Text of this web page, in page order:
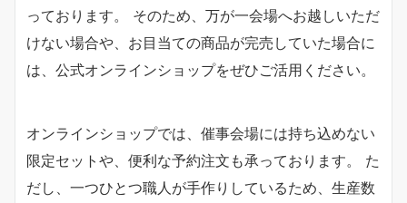
っております。 そのため、万が一会場へお越しいただ
けない場合や、お目当ての商品が完売していた場合に
は、公式オンラインショップをぜひご活用ください。
オンラインショップでは、催事会場には持ち込めない
限定セットや、便利な予約注文も承っております。 た
だし、一つひとつ職人が手作りしているため、生産数